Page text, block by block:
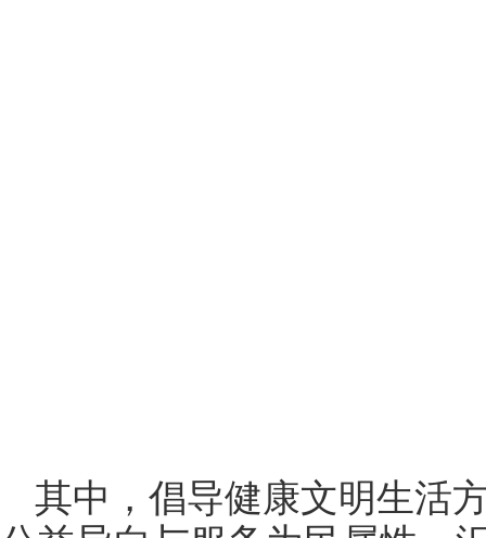
其中，倡导健康文明生活